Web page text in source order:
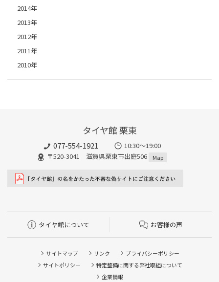
2014年
2013年
2012年
2011年
2010年
タイヤ館 栗東
077-554-1921
10:30～19:00
〒520-3041 滋賀県栗東市出庭506
Map
タイヤ館について お客様の声
サイトマップ リンク
プライバシーポリシー
サイトポリシー
特定整備に関する弊社取組について
企業情報